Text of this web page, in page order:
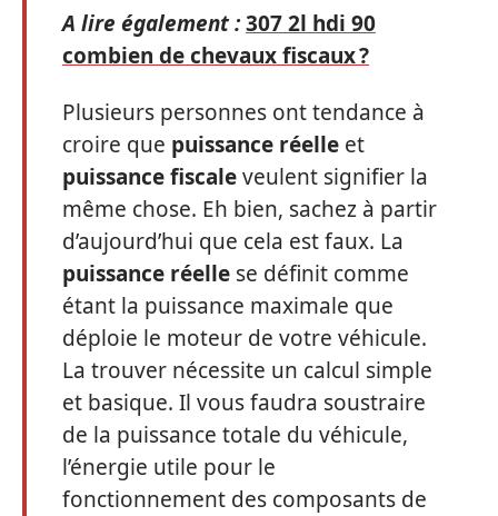
A lire également :307 2l hdi 90
combien de chevaux fiscaux ?
Plusieurs personnes ont tendance à
croire que puissance réelle et
puissance fiscaleveulent signifier la
même chose. Eh bien, sachez à partir
d’aujourd’hui que cela est faux. La
puissance réelle se définit comme
étant la puissance maximale que
déploie le moteur de votre véhicule.
La trouver nécessite un calcul simple
et basique. Il vous faudra soustraire
de la puissance totale du véhicule,
l’énergie utile pour le
fonctionnement des composants de